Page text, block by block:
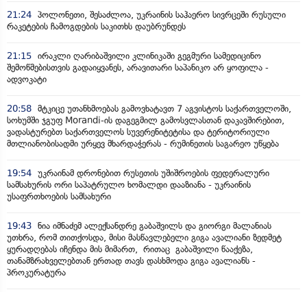
21:24 პოლონეთი, შესაძლოა, უკრაინის საჰაერო სივრცეში რუსული
რაკეტების ჩამოგდების საკითხს დაუბრუნდეს
21:15 ირაკლი ღარიბაშვილი კლინიკაში გეგმური სამედიცინო
შემოწმებისთვის გადაიყვანეს, არავითარი საპანიკო არ ყოფილა -
ადვოკატი
20:58 მტკიცე უთანხმოებას გამოვხატავთ 7 აგვისტოს საქართველოში,
სოხუმში ჯგუფ Morandi-ის დაგეგმილ გამოსვლასთან დაკავშირებით,
ვადასტურებთ საქართველოს სუვერენიტეტისა და ტერიტორიული
მთლიანობისადმი ურყევ მხარდაჭერას - რუმინეთის საგარეო უწყება
19:54 უკრაინამ დრონებით რუსეთის უშიშროების ფედერალური
სამსახურის ორი საპატრულო ხომალდი დააზიანა - უკრაინის
უსაფრთხოების სამსახური
19:43 ნია იმნაძემ ალექსანდრე გაბაშვილს და გიორგი მალანიას
უთხრა, რომ თითქოსდა, მისი მასწავლებელი გიგა ავალიანი ზედმეტ
ყურადღებას იჩენდა მის მიმართ, რითაც გაბაშვილი წააქეზა,
თანამზრახველებთან ერთად თავს დასხმოდა გიგა ავალიანს -
პროკურატურა